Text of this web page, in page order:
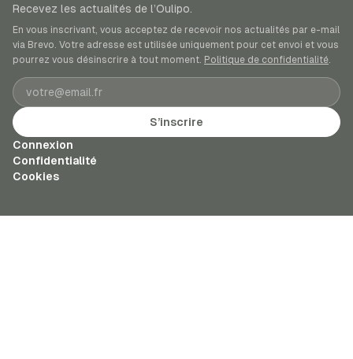
Recevez les actualités de l’Oulipo.
En vous inscrivant, vous acceptez de recevoir nos actualités par e-mail
via Brevo. Votre adresse est utilisée uniquement pour cet envoi et vous
pourrez vous désinscrire à tout moment. Politique de confidentialité.
Adresse e-mail
S’inscrire
Connexion
Confidentialité
Cookies